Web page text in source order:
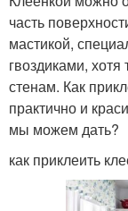
часть
мастикой,
гвоздиками, хотя
стенам. Как
практично и
мы можем дать?
как приклеить